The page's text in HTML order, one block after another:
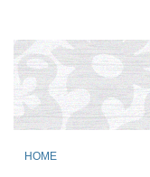
HOME